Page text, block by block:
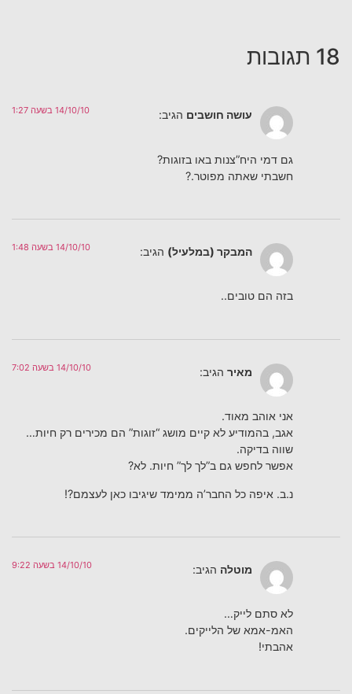
18 תגובות
עושה חושבים הגיב: 14/10/10 בשעה 1:27
גם דמי היח”צנות באו בזוגות?
חשבתי שאתה מפוטר.?
המבקר (במלעיל) הגיב: 14/10/10 בשעה 1:48
בזה הם טובים..
מאיר הגיב: 14/10/10 בשעה 7:02
אני אוהב מאוד.
אגב, בהמודיע לא קיים מושג “זוגות” הם מכירים רק חיות…
שווה בדיקה.
אפשר לחפש גם ב”לך לך” חיות. לא?
נ.ב. איפה כל החבר’ה ממימד שיגיבו כאן לעצמם?!
מוטלה הגיב: 14/10/10 בשעה 9:22
לא סתם לייק…
האמ-אמא של הלייקים.
אהבתי!